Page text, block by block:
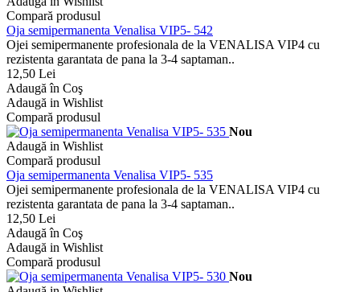
Compară produsul
Oja semipermanenta Venalisa VIP5- 542
Ojei semipermanente profesionala de la VENALISA VIP4 cu
rezistenta garantata de pana la 3-4 saptaman..
12,50 Lei
Adaugă în Coş
Adaugă in Wishlist
Compară produsul
Nou
Adaugă in Wishlist
Compară produsul
Oja semipermanenta Venalisa VIP5- 535
Ojei semipermanente profesionala de la VENALISA VIP4 cu
rezistenta garantata de pana la 3-4 saptaman..
12,50 Lei
Adaugă în Coş
Adaugă in Wishlist
Compară produsul
Nou